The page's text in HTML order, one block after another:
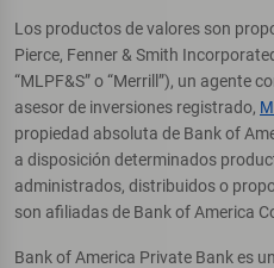
Los productos de valores son
Pierce, Fenner & Smith
“MLPF&S” o “Merrill”), un agente
asesor de inversiones registrado,
propiedad absoluta de Bank of
a disposición determinados
administrados, distribuidos o
son afiliadas de Bank of America
Bank of America Private Bank es